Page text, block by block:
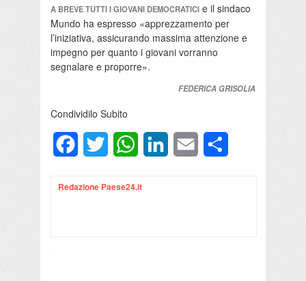
A BREVE TUTTI I GIOVANI DEMOCRATICI e il sindaco
Mundo ha espresso «apprezzamento per
l’iniziativa, assicurando massima attenzione e
impegno per quanto i giovani vorranno
segnalare e proporre».
FEDERICA GRISOLIA
Condividilo Subito
FacebookTwitter WhatsAppLinkedInEmail
Redazione Paese24.it